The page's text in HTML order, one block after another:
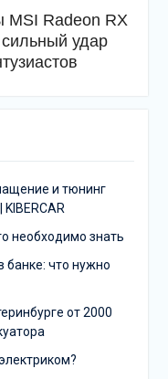
MSI Radeon RX
удар
и тюнинг
необходимо знать
банке: что нужно
от 2000